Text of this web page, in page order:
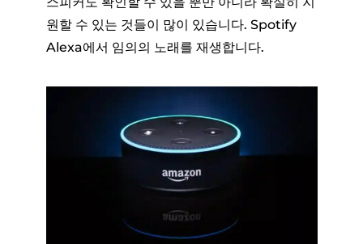
원할 수 있는 것들이 많이 있습니다. Spotify
Alexa에서 임의의 노래를 재생합니다.